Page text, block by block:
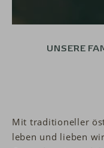
UNSERE
Mit traditioneller
leben und lieben